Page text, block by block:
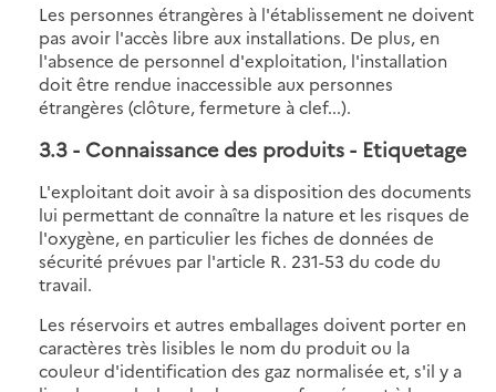
Les personnes étrangères à l'établissement ne doivent
pas avoir l'accès libre aux installations. De plus, en
l'absence de personnel d'exploitation, l'installation
doit être rendue inaccessible aux personnes
étrangères (clôture, fermeture à clef...).
3.3 - Connaissance des produits - Etiquetage
L'exploitant doit avoir à sa disposition des documents
lui permettant de connaître la nature et les risques de
l'oxygène, en particulier les fiches de données de
sécurité prévues par l'article R. 231-53 du code du
travail.
Les réservoirs et autres emballages doivent porter en
caractères très lisibles le nom du produit ou la
couleur d'identification des gaz normalisée et, s'il y a